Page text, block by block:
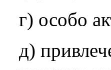
г) особо
д)